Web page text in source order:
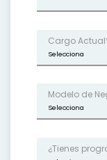
Cargo Actual
Modelo de
¿Tienes